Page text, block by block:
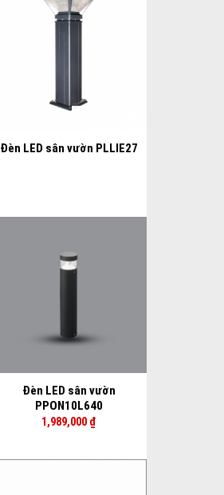
Đèn LED sân vườn PLLIE27
Đèn LED sân vườn
PPON10L640
1,989,000 ₫